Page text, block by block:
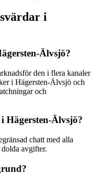
i
Älvsjö?
den i flera kanaler
i Hägersten-Älvsjö och
och
Hägersten-Älvsjö?
chatt med alla
avgifter.